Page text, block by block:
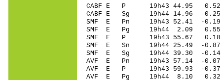
CABF E P 19h43 44.95 0.52
CABF E Sg 19h44 14.96 -
SMF E Pn 19h43 52.41 -0.19
SMF E Pg 19h44 2.09 0.55
SMF E P 19h43 55.67 0.18
SMF E Sn 19h44 25.49 -0.87
SMF E Sg 19h44 39.30 -
AVF E Pn 19h43 57.14 -0.07
AVF E P 19h43 59.93 -0.37
AVF E Pg 19h44 8.10 0.32